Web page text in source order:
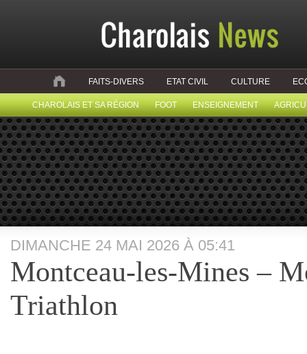
FAITS-DIVERS ETAT CIVIL CULTURE
CHAROLAIS ET SA RÉGION FOOT ENSEIGNEMENT
DIMANCHE 24 MAI 2026 À 05:41
Montceau-les-Mines –
Triathlon